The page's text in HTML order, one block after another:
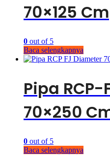
70×125 Cm
0 out of 5
Baca selengkapnya
Pipa
70×250
0 out of 5
Baca selengkapnya